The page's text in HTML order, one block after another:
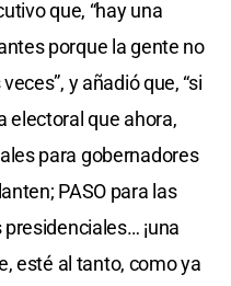
que, “hay una
porque la gente no
y añadió que, “si
electoral que ahora,
para gobernadores
PASO para las
¡una
esté al tanto, como ya